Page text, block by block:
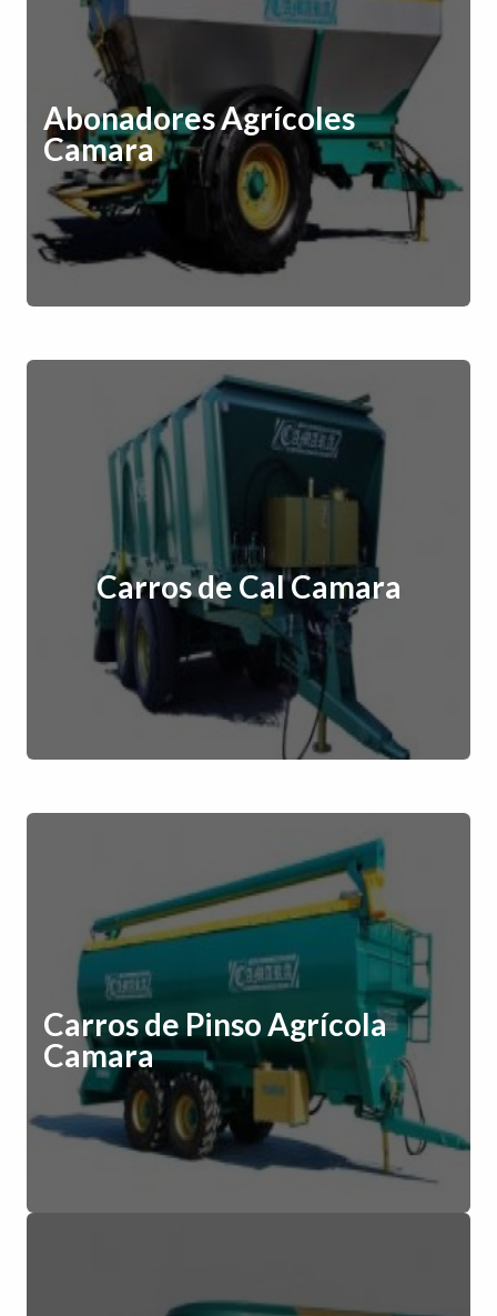
Abonadores Agrícoles
Camara
Carros de Cal Camara
Carros de Pinso Agrícola
Camara